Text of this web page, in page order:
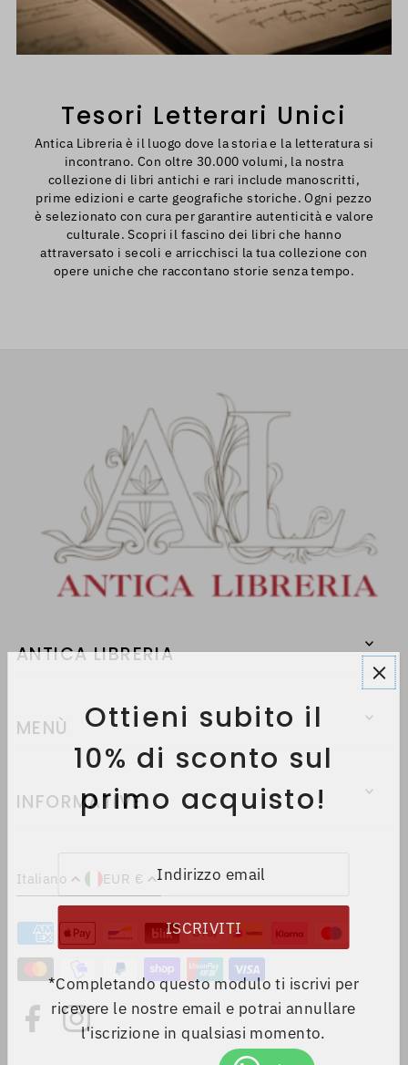
Tesori Letterari Unici
Antica Libreria è il luogo dove la storia e la letteratura si
incontrano. Con oltre 30.000 volumi, la nostra
collezione di libri antichi e rari include manoscritti,
prime edizioni e carte geografiche storiche. Ogni pezzo
è selezionato con cura per garantire autenticità e valore
culturale. Scopri il fascino dei libri che hanno
attraversato i secoli e arricchisci la tua collezione con
opere uniche che raccontano storie senza tempo.
ANTICA LIBRERIA
MENÙ
INFORMATIVE
Italiano EUR €
Ottieni subito il
10% di sconto sul
primo acquisto!
*Completando questo modulo ti iscrivi per
ricevere le nostre email e potrai annullare
l'iscrizione in qualsiasi momento.